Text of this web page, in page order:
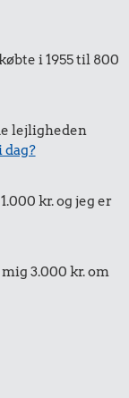
0,23 kr.
10 karklude
i 1955 til 800
lejligheden
dag?
kr. og jeg er
mig 3.000 kr. om